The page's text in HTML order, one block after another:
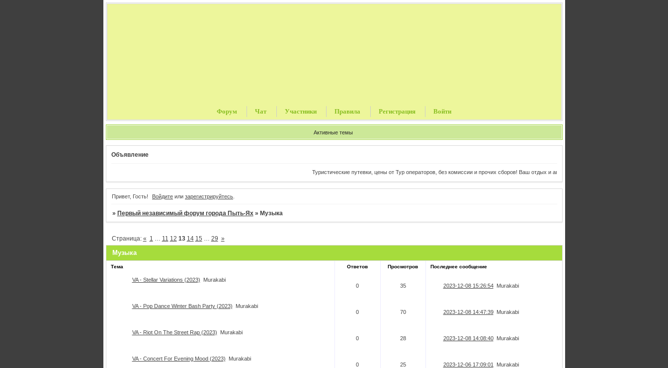
Форум Чат Участники Правила Регистрация Войти
Активные темы
Объявление
Туристические путевки, цены от Тур операторов, без комиссии и прочих сборов! Ваш отдых и авиабилеты в одном клике от Вас!
Привет, Гость! Войдите или зарегистрируйтесь
» Первый независимый форум города Пыть-Ях » Музыка
Музыка
Страница: « 1 11 12 13 14 15 29 »
Тема Ответов Просмотров Последнее сообщение
VA - Stellar Variations (2023)
Murakabi
0
35 2023-12-08 15:26:54 Murakabi
VA - Pop Dance Winter Bash Party (2023)
Murakabi
0
70 2023-12-08 14:47:39 Murakabi
VA - Riot On The Street Rap (2023)
Murakabi
0
28 2023-12-08 14:08:40 Murakabi
VA - Concert For Evening Mood (2023)
Murakabi
0
25 2023-12-06 17:09:01 Murakabi